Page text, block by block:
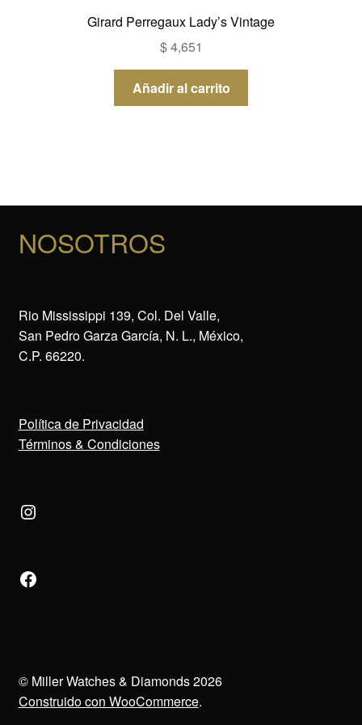
Girard Perregaux Lady’s Vintage
$4,651
Añadir al carrito
NOSOTROS
Rio Mississippi 139, Col. Del Valle,
San Pedro Garza García, N. L., México,
C.P. 66220.
Política de Privacidad
Términos & Condiciones
Instagram
Facebook
© Miller Watches & Diamonds 2026
Construido con WooCommerce.